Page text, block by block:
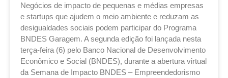
Negócios de impacto de pequenas e médias empresas
e startups que ajudem o meio ambiente e reduzam as
desigualdades sociais podem participar do Programa
BNDES Garagem. A segunda edição foi lançada nesta
terça-feira (6) pelo Banco Nacional de Desenvolvimento
Econômico e Social (BNDES), durante a abertura virtual
da Semana de Impacto BNDES – Empreendedorismo